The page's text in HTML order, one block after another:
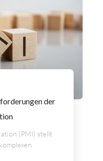
der
(PMI) stellt